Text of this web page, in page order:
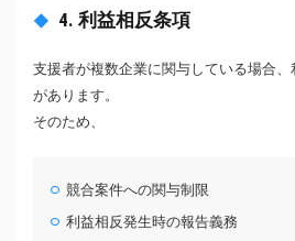
4. 利益相反条項
支援者が複数企業に関与している場合
があります。
そのため、
競合案件への関与制限
利益相反発生時の報告義務